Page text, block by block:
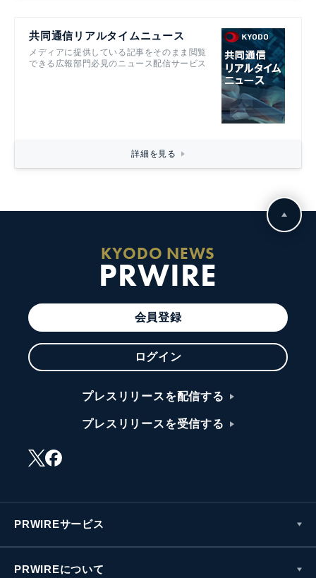
共同通信リアルタイムニュース
メディアに提供している記事をそのまま閲覧
できる広報部門必見のニュース配信サービス
詳細を見る
KYODO NEWS
PRWIRE
会員登録
ログイン
プレスリリースを配信する
プレスリリースを受信する
PRWIREサービス
PRWIREについて